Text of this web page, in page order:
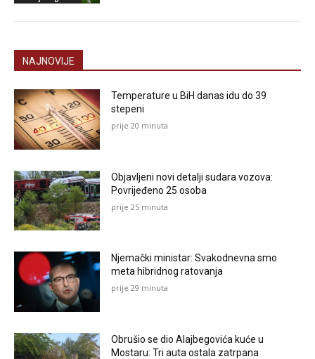
NAJNOVIJE
Temperature u BiH danas idu do 39
stepeni
prije 20 minuta
Objavljeni novi detalji sudara vozova:
Povrijeđeno 25 osoba
prije 25 minuta
Njemački ministar: Svakodnevna smo
meta hibridnog ratovanja
prije 29 minuta
Obrušio se dio Alajbegovića kuće u
Mostaru: Tri auta ostala zatrpana